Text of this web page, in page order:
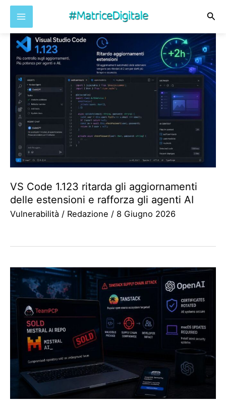
contenuto
VS Code 1.123 ritarda gli aggiornamenti
delle estensioni e rafforza gli agenti AI
Vulnerabilità / Redazione / 8 Giugno 2026